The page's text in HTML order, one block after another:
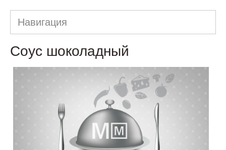
Навигация
Соус шоколадный